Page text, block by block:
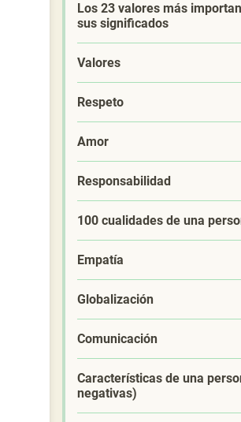
Los 23 valores más
sus significados
Valores
Respeto
Amor
Responsabilidad
100 cualidades de una
Empatía
Globalización
Comunicación
Características de una
negativas)